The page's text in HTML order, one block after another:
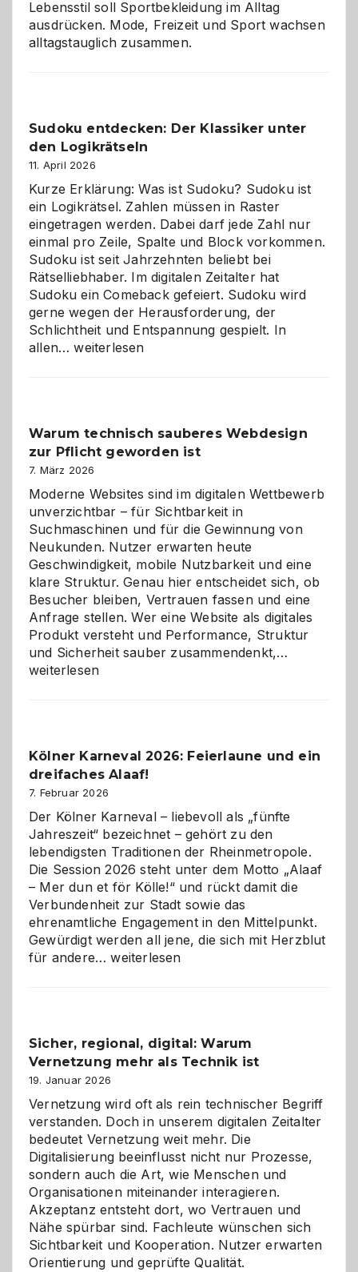
Lebensstil soll Sportbekleidung im Alltag
ausdrücken. Mode, Freizeit und Sport wachsen
alltagstauglich zusammen.
Sudoku entdecken: Der Klassiker unter
den Logikrätseln
11. April 2026
Kurze Erklärung: Was ist Sudoku? Sudoku ist
ein Logikrätsel. Zahlen müssen in Raster
eingetragen werden. Dabei darf jede Zahl nur
einmal pro Zeile, Spalte und Block vorkommen.
Sudoku ist seit Jahrzehnten beliebt bei
Rätselliebhaber. Im digitalen Zeitalter hat
Sudoku ein Comeback gefeiert. Sudoku wird
gerne wegen der Herausforderung, der
Schlichtheit und Entspannung gespielt. In
allen…Sudoku
den
Logikrätseln
weiterlesen
Warum technisch sauberes Webdesign
zur Pflicht geworden ist
7. März 2026
Moderne Websites sind im digitalen Wettbewerb
unverzichtbar – für Sichtbarkeit in
Suchmaschinen und für die Gewinnung von
Neukunden. Nutzer erwarten heute
Geschwindigkeit, mobile Nutzbarkeit und eine
klare Struktur. Genau hier entscheidet sich, ob
Besucher bleiben, Vertrauen fassen und eine
Anfrage stellen. Wer eine Website als digitales
Produkt versteht und Performance, Struktur
und Sicherheit sauber zusammendenkt,…
geworden
weiterlesen
Kölner Karneval 2026: Feierlaune und ein
dreifaches Alaaf!
7. Februar 2026
Der Kölner Karneval – liebevoll als „fünfte
Jahreszeit“ bezeichnet – gehört zu den
lebendigsten Traditionen der Rheinmetropole.
Die Session 2026 steht unter dem Motto „Alaaf
– Mer dun et för Kölle!“ und rückt damit die
Verbundenheit zur Stadt sowie das
ehrenamtliche Engagement in den Mittelpunkt.
Gewürdigt werden all jene, die sich mit Herzblut
für andere…Kölner
ein
dreifaches
Alaaf!
weiterlesen
Sicher, regional, digital: Warum
Vernetzung mehr als Technik ist
19. Januar 2026
Vernetzung wird oft als rein technischer Begriff
verstanden. Doch in unserem digitalen Zeitalter
bedeutet Vernetzung weit mehr. Die
Digitalisierung beeinflusst nicht nur Prozesse,
sondern auch die Art, wie Menschen und
Organisationen miteinander interagieren.
Akzeptanz entsteht dort, wo Vertrauen und
Nähe spürbar sind. Fachleute wünschen sich
Sichtbarkeit und Kooperation. Nutzer erwarten
Orientierung und geprüfte Qualität.